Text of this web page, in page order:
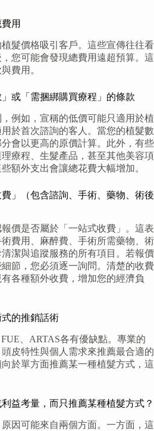
用
髮價格吸引客戶。這些宣傳往往看
您可能會發現總費用遠超預算。這
費用。
或「需捆綁購買療程」的條款
例如，宣稱的低價可能只適用於植
於首次諮詢的客人。當您的植髮數
會以更高的原價計算。此外，有些
療程、生髮產品，甚至其他美容項
額外支出會讓總花費大幅增加。
」（包含諮詢、手術、藥物、術後
價是否屬於「一站式收費」。這表
費用、麻醉費、手術所需藥物、術
潔與追蹤服務的所有項目。若報價
節，您必須逐一詢問。清楚的收費
各種額外收費，增加您的經濟負
的推銷話術
、ARTAS各有優缺點。專業的
皮特性與個人需求來推薦最合適的
於單方面推薦某一種植髮方式，這
益考量，而只推薦某種植髮方式？
因可能來自兩個方面。一方面，這